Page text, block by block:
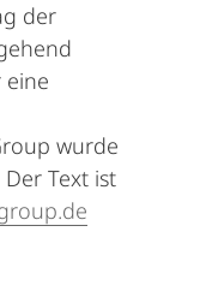
der
wurde
Text ist